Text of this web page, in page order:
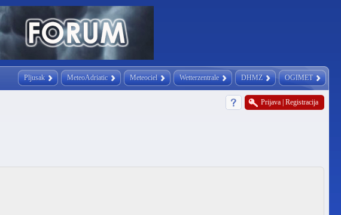
Pljusak MeteoAdriatic Meteociel Wetterzentrale DHMZ OGIMET
Prijava Registracija